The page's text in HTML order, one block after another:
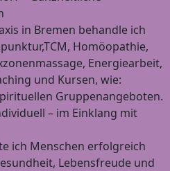
in Bremen behandle ich
Homöopathie,
Energiearbeit,
und Kursen, wie:
Gruppenangeboten.
– im Einklang mit
ich Menschen erfolgreich
Lebensfreude und